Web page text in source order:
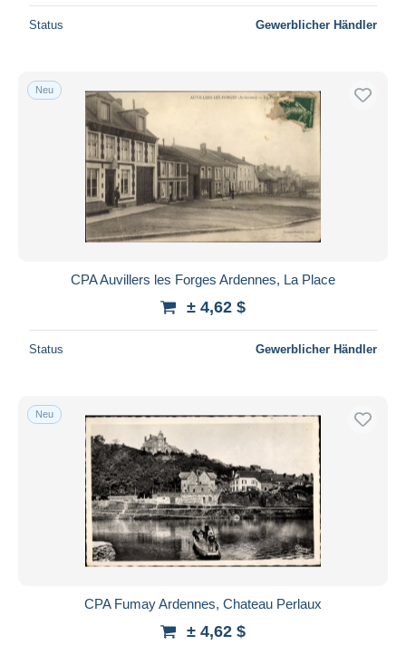
Status Gewerblicher Händler
Neu
CPA Auvillers les Forges Ardennes, La Place
± 4,62 $
Status Gewerblicher Händler
Neu
CPA Fumay Ardennes, Chateau Perlaux
± 4,62 $